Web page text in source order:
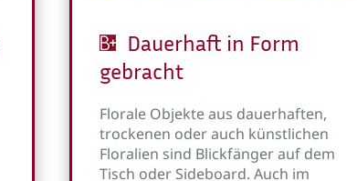
Dauerhaft in Form
gebracht
Florale Objekte aus dauerhaften,
trockenen oder auch künstlichen
Floralien sind Blickfänger auf dem
Tisch oder Sideboard. Auch im